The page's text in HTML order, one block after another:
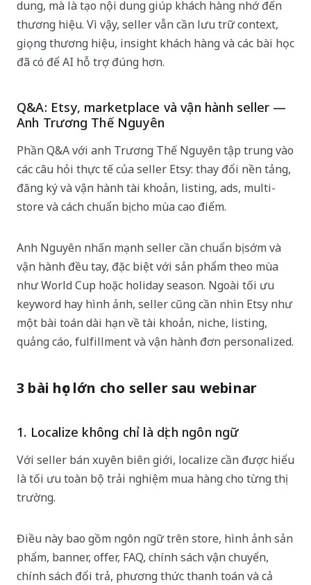
dung, mà là tạo nội dung giúp khách hàng nhớ đến
thương hiệu. Vì vậy, seller vẫn cần lưu trữ context,
giọng thương hiệu, insight khách hàng và các bài học
đã có để AI hỗ trợ đúng hơn.
Q&A: Etsy, marketplace và vận hành seller —
Anh Trương Thế Nguyên
Phần Q&A với anh Trương Thế Nguyên tập trung vào
các câu hỏi thực tế của seller Etsy: thay đổi nền tảng,
đăng ký và vận hành tài khoản, listing, ads, multi-
store và cách chuẩn bị cho mùa cao điểm.
Anh Nguyên nhấn mạnh seller cần chuẩn bị sớm và
vận hành đều tay, đặc biệt với sản phẩm theo mùa
như World Cup hoặc holiday season. Ngoài tối ưu
keyword hay hình ảnh, seller cũng cần nhìn Etsy như
một bài toán dài hạn về tài khoản, niche, listing,
quảng cáo, fulfillment và vận hành đơn personalized.
3 bài học lớn cho seller sau webinar
1. Localize không chỉ là dịch ngôn ngữ
Với seller bán xuyên biên giới, localize cần được hiểu
là tối ưu toàn bộ trải nghiệm mua hàng cho từng thị
trường.
Điều này bao gồm ngôn ngữ trên store, hình ảnh sản
phẩm, banner, offer, FAQ, chính sách vận chuyển,
chính sách đổi trả, phương thức thanh toán và cả